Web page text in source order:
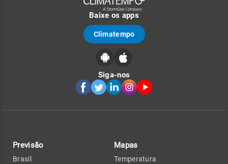
Baixe os apps
Climatempo
Siga-nos
Previsão
Brasil
Mapas
Temperatura